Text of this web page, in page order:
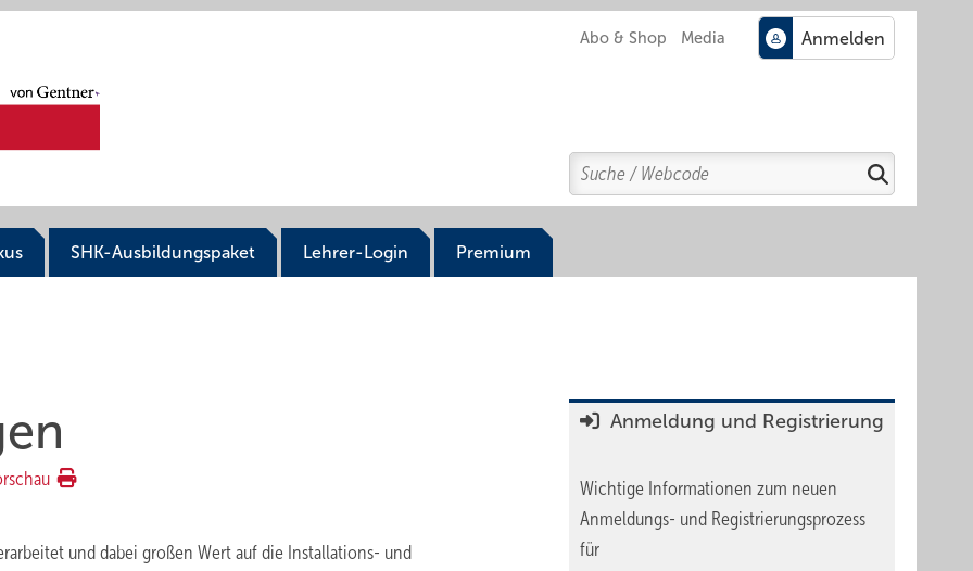
Abo & Shop Media
Search
Suchen
SHK-Ausbildungspaket Lehrer-Login Premium
und dabei großen Wert auf die Installations- und
Anmeldung und Registrierung
Wichtige Informationen zum neuen
Anmeldungs- und Registrierungsprozess
für